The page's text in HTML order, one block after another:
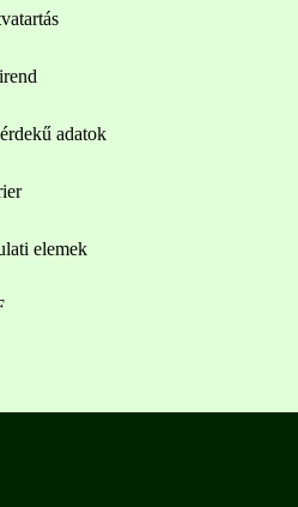
adatok
elemek